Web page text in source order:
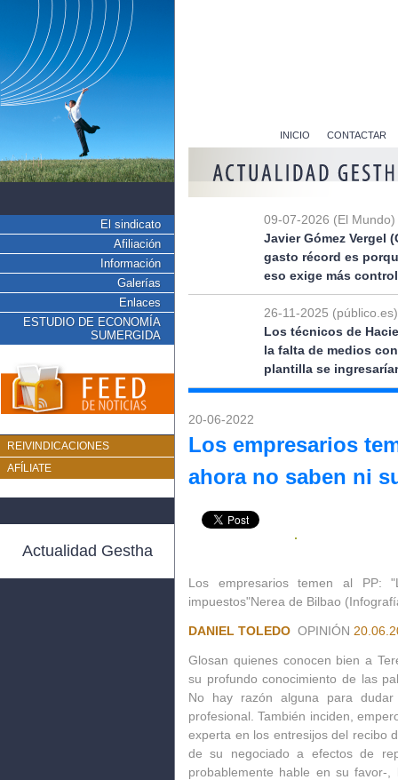
El sindicato
Afiliación
Información
Galerías
Enlaces
ESTUDIO DE ECONOMÍA
SUMERGIDA
REIVINDICACIONES
AFÍLIATE
Actualidad Gestha
INICIO CONTACTAR
09-07-2026 (El Mundo)
Javier Gómez Vergel
gasto récord es
eso exige más
26-11-2025 (público.es)
Los técnicos de
la falta de medios
plantilla se
20-06-2022
Los empresarios
ahora no saben ni
Los empresarios temen al PP:
impuestos"Nerea de Bilbao
DANIEL TOLEDO OPINIÓN
Glosan quienes conocen bien a
su profundo conocimiento de las
No hay razón alguna para
profesional. También inciden,
experta en los entresijos del recibo
de su negociado a efectos de
probablemente hable en su favor-